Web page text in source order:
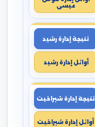
عيسى
نتيجة إدارة رشيد
أوائل إدارة رشيد
نتيجة إدارة شبراخيت
أوائل إدارة شبراخيت